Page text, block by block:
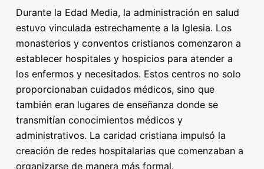
Durante la Edad Media, la administración en salud
estuvo vinculada estrechamente a la Iglesia. Los
monasterios y conventos cristianos comenzaron a
establecer hospitales y hospicios para atender a
los enfermos y necesitados. Estos centros no solo
proporcionaban cuidados médicos, sino que
también eran lugares de enseñanza donde se
transmitían conocimientos médicos y
administrativos. La caridad cristiana impulsó la
creación de redes hospitalarias que comenzaban a
organizarse de manera más formal.